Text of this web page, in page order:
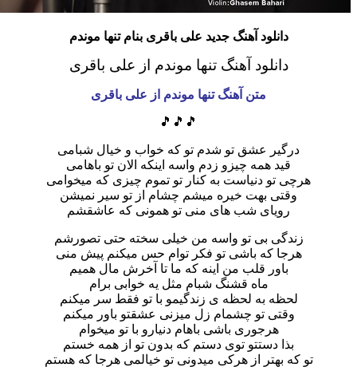
دانلود آهنگ جدید علی باقری بنام تنها موندم
دانلود آهنگ تنها موندم از علی باقری
متن آهنگ تنها موندماز علی باقری
🎵🎵🎵
درگیر عشق تو شدم تو که خواب و خیال شبامی
قید همه چیزو زدم واسه اینکه الان تو باهامی
هرچی تو دنیاست به کنار تو تموم چیزی که میخوامی
وقتی بهت خیره میشم چشام از تو سیر نمیشن
رویای شب های منی تو همونی که عاشقشم
زندگی بی تو واسه من خیلی سخته حتی تصورشم
هرجا که باشی تو فکر توام حس میکنم پیش منی
باور قلب من اینه که ما تا آخرش مال همیم
ماه قشنگ شبام مثل یه خوابی برام
لحظه به لحظه ی زندگیمو با تو فقط سر میکنم
وقتی تو چشمام زل میزنی عشقتو باور میکنم
هرجوری باشی باهام دنیارو با تو میخوام
بذا دستتو توی دستم که بدون تو از همه خستم
تو که بهتر از هرکی میدونی تو خیالمی هرجا که هستم